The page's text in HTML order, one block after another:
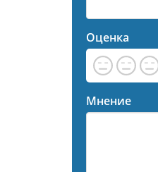
Оценка
Мнение